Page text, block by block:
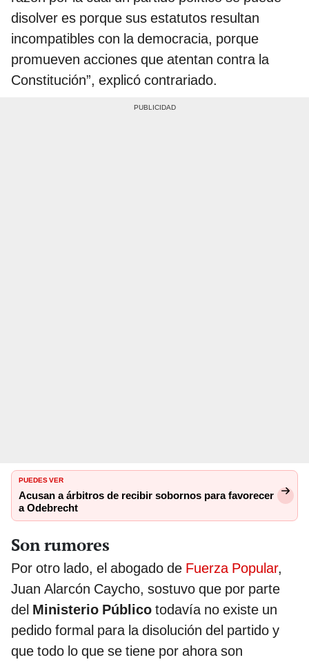
disolver es porque sus estatutos resultan
incompatibles con la democracia, porque
promueven acciones que atentan contra la
Constitución”, explicó contrariado.
PUEDES VER
Acusan a árbitros de recibir sobornos para favorecer
a Odebrecht
Son rumores
Por otro lado, el abogado de Fuerza Popular,
Juan Alarcón Caycho, sostuvo que por parte
del Ministerio Público todavía no existe un
pedido formal para la disolución del partido y
que todo lo que se tiene por ahora son